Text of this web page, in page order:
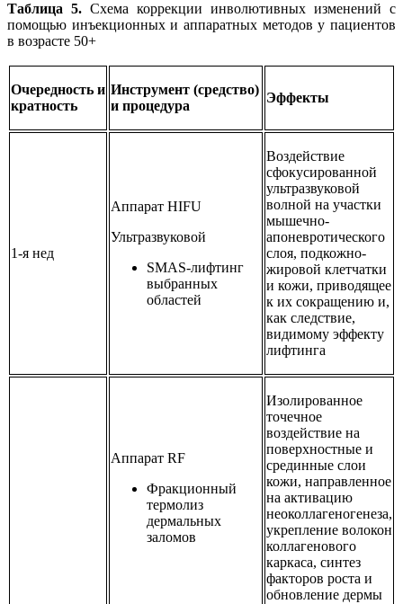
Таблица 5. Схема коррекции инволютивных изменений с
помощью инъекционных и аппаратных методов у пациентов
в возрасте 50+
Очередность и
кратность
Инструмент (средство)
и процедура
Эффекты
1-я нед
Аппарат HIFU
Ультразвуковой
SMAS-лифтинг
выбранных
областей
Воздействие
сфокусированной
ультразвуковой
волной на участки
мышечно-
апоневротического
слоя, подкожно-
жировой клетчатки
и кожи, приводящее
к их сокращению и,
как следствие,
видимому эффекту
лифтинга
Аппарат RF
Фракционный
термолиз
дермальных
заломов
Изолированное
точечное
воздействие на
поверхностные и
срединные слои
кожи, направленное
на активацию
неоколлагеногенеза,
укрепление волокон
коллагенового
каркаса, синтез
факторов роста и
обновление дермы